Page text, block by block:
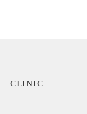
CLINIC